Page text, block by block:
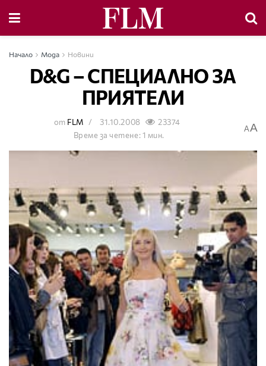
Начало Мода Новини
D&G – СПЕЦИАЛНО ЗА
ПРИЯТЕЛИ
от FLM 31.10.2008
23374
Време за четене: 1 мин.
AA